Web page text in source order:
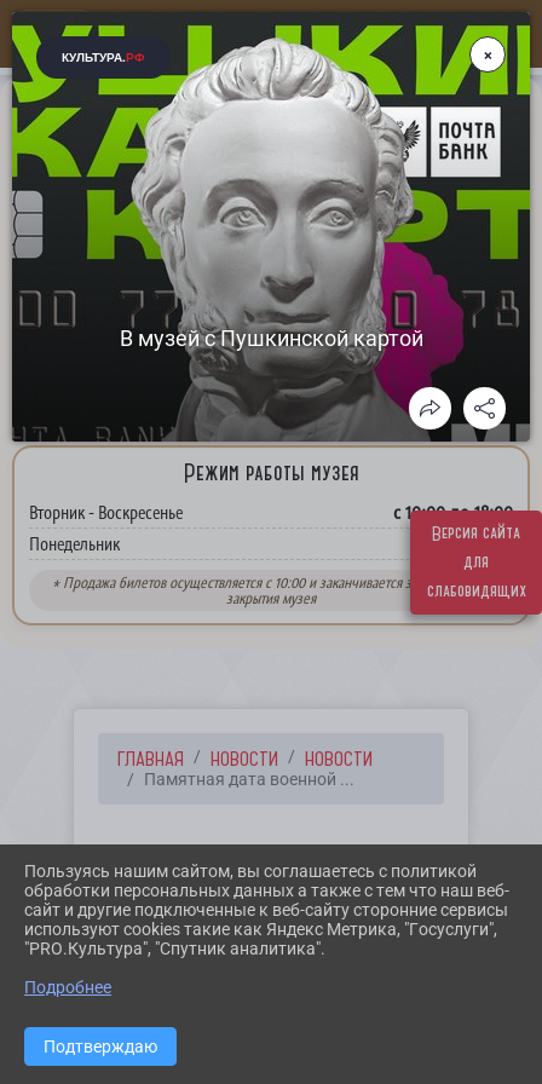
Версия сайта
для
слабовидящих
Больше, чем музей...
ГБУК СК "Ессентукский историко-краеведческий
музей им. В. П. Шпаковского"
адрес: Ставропольский край, г. Ессентуки, ул. Кисловодская, д. 5
Телефон для справок: +7(87934) 66-44-1,8(928)632-49-49
Режим работы музея
Вторник - Воскресенье с 10:00 до 18:00
Понедельник выходной
* Продажа билетов осуществляется с 10:00 и заканчивается за 30 минут до
закрытия музея
ГЛАВНАЯ НОВОСТИ НОВОСТИ
Памятная дата военной ...
ПАМЯТНАЯ ДАТА
ВОЕННОЙ ИСТОРИИ
РОССИИ
Пользуясь нашим сайтом, вы соглашаетесь с политикой
обработки персональных данных а также с тем что наш веб-
сайт и другие подключенные к веб-сайту сторонние сервисы
используют cookies такие как Яндекс Метрика, "Госуслуги",
"PRO.Культура", "Спутник аналитика".
Подробнее
Подтверждаю